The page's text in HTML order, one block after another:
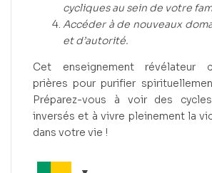
cycliques au sein de votre
Accéder à de nouveaux
et d’autorité.
Cet enseignement révélateur
prières pour purifier
Préparez-vous à voir des
inversés et à vivre pleinement la
dans votre vie !